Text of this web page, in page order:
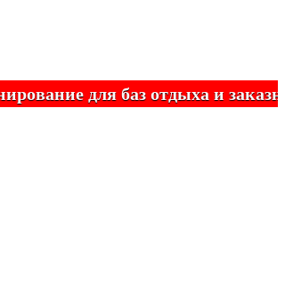
для баз отдыха и заказных